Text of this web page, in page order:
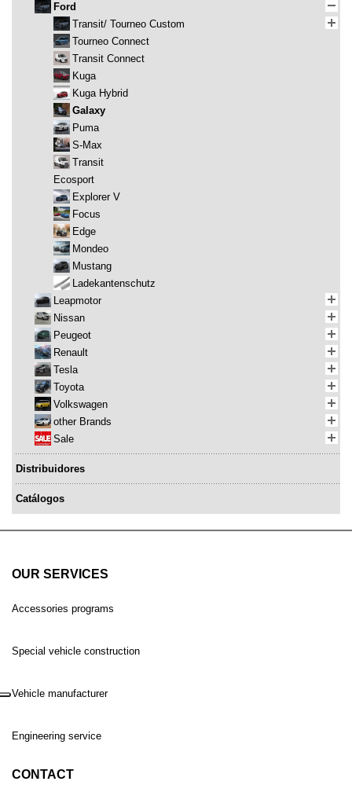
Ford
Transit/ Tourneo Custom
Tourneo Connect
Transit Connect
Kuga
Kuga Hybrid
Galaxy
Puma
S-Max
Transit
Ecosport
Explorer V
Focus
Edge
Mondeo
Mustang
Ladekantenschutz
Leapmotor
Nissan
Peugeot
Renault
Tesla
Toyota
Volkswagen
other Brands
Sale
Distribuidores
Catálogos
OUR SERVICES
Accessories programs
Special vehicle construction
Vehicle manufacturer
Engineering service
CONTACT